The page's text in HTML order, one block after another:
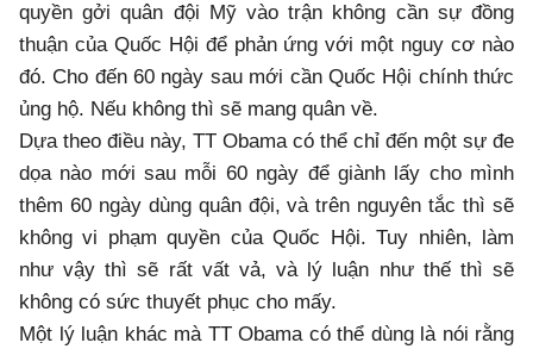
quyền gởi quân đội Mỹ vào trận không cần sự đồng
thuận của Quốc Hội để phản ứng với một nguy cơ nào
đó. Cho đến 60 ngày sau mới cần Quốc Hội chính thức
ủng hộ. Nếu không thì sẽ mang quân về.
Dựa theo điều này, TT Obama có thể chỉ đến một sự đe
dọa nào mới sau mỗi 60 ngày để giành lấy cho mình
thêm 60 ngày dùng quân đội, và trên nguyên tắc thì sẽ
không vi phạm quyền của Quốc Hội. Tuy nhiên, làm
như vậy thì sẽ rất vất vả, và lý luận như thế thì sẽ
không có sức thuyết phục cho mấy.
Một lý luận khác mà TT Obama có thể dùng là nói rằng